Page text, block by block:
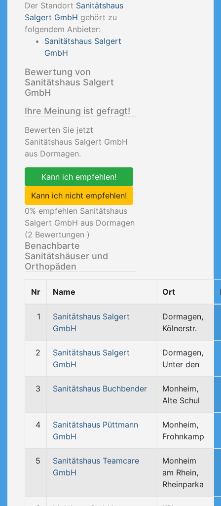
Der Standort Sanitätshaus
Salgert GmbH gehört zu
folgendem Anbieter:
Sanitätshaus Salgert
GmbH
Bewertung von
Sanitätshaus Salgert
GmbH
Ihre Meinung ist gefragt!
Bewerten Sie jetzt
Sanitätshaus Salgert GmbH
aus Dormagen.
Kann ich empfehlen!
Kann ich nicht empfehlen!
0% empfehlen Sanitätshaus
Salgert GmbH aus Dormagen
(2 Bewertungen )
Benachbarte
Sanitätshäuser und
Orthopäden
Nr Name Ort
1
Sanitätshaus Salgert
GmbH
Dormagen,
Kölnerstr.
2
Sanitätshaus Salgert
GmbH
Dormagen,
Unter den
3 Sanitätshaus Buchbender
Monheim,
Alte Schul
4
Sanitätshaus Püttmann
GmbH
Monheim,
Frohnkamp
5
Sanitätshaus Teamcare
GmbH
Monheim
am Rhein,
Rheinparka